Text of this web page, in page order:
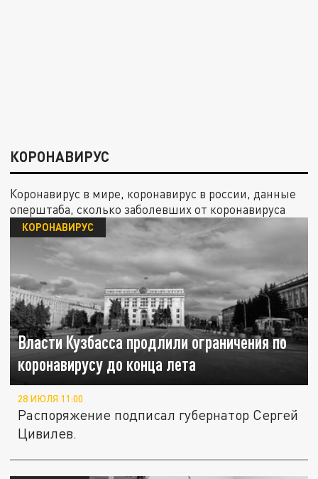
КОРОНАВИРУС
Коронавирус в мире, коронавирус в россии, данные
оперштаба, сколько заболевших от коронавируса
Власти Кузбасса продлили ограничения по
коронавирусу до конца лета
КОРОНАВИРУС
28 ИЮЛЯ 11:00
Распоряжение подписал губернатор Сергей
Цивилев.